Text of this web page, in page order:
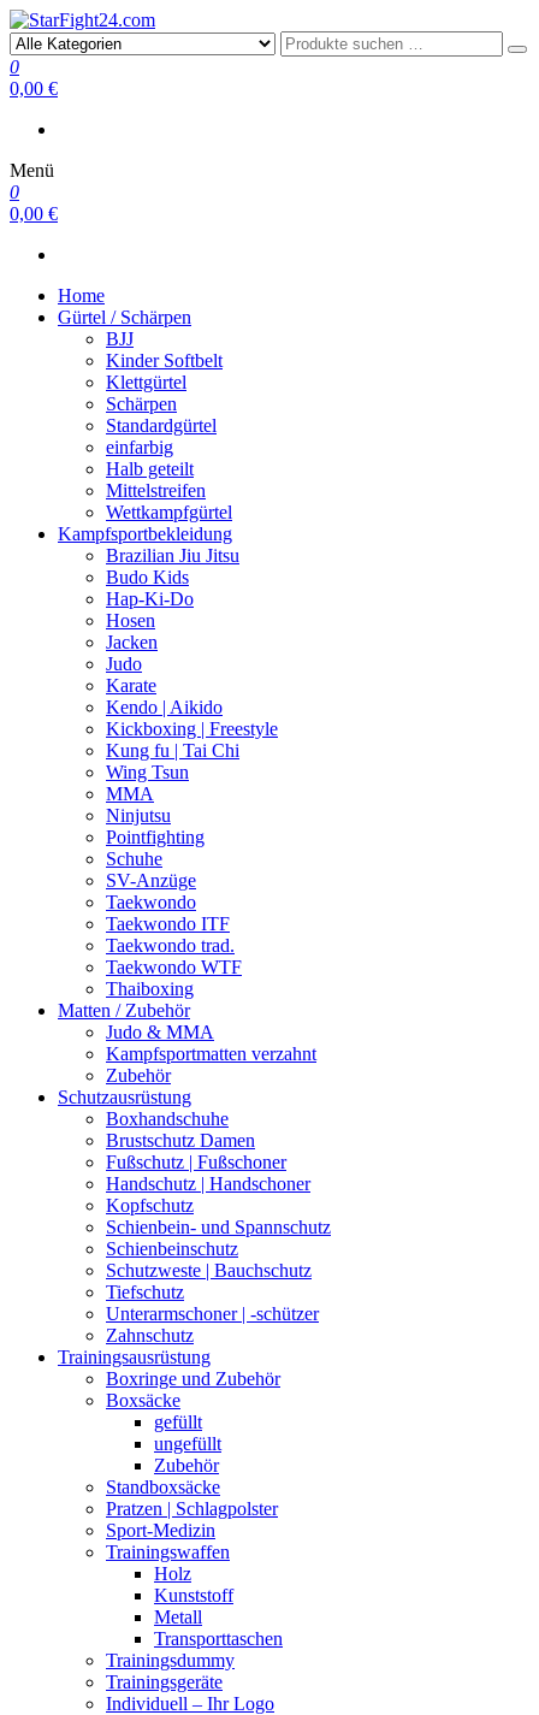
StarFight24.com
Kampfsportartikel
0
0,00 €
Menü
0
0,00 €
Home
Gürtel / Schärpen
BJJ
Kinder Softbelt
Klettgürtel
Schärpen
Standardgürtel
einfarbig
Halb geteilt
Mittelstreifen
Wettkampfgürtel
Kampfsportbekleidung
Brazilian Jiu Jitsu
Budo Kids
Hap-Ki-Do
Hosen
Jacken
Judo
Karate
Kendo | Aikido
Kickboxing | Freestyle
Kung fu | Tai Chi
Wing Tsun
MMA
Ninjutsu
Pointfighting
Schuhe
SV-Anzüge
Taekwondo
Taekwondo ITF
Taekwondo trad.
Taekwondo WTF
Thaiboxing
Matten / Zubehör
Judo & MMA
Kampfsportmatten verzahnt
Zubehör
Schutzausrüstung
Boxhandschuhe
Brustschutz Damen
Fußschutz | Fußschoner
Handschutz | Handschoner
Kopfschutz
Schienbein- und Spannschutz
Schienbeinschutz
Schutzweste | Bauchschutz
Tiefschutz
Unterarmschoner | -schützer
Zahnschutz
Trainingsausrüstung
Boxringe und Zubehör
Boxsäcke
gefüllt
ungefüllt
Zubehör
Standboxsäcke
Pratzen | Schlagpolster
Sport-Medizin
Trainingswaffen
Holz
Kunststoff
Metall
Transporttaschen
Trainingsdummy
Trainingsgeräte
Individuell – Ihr Logo